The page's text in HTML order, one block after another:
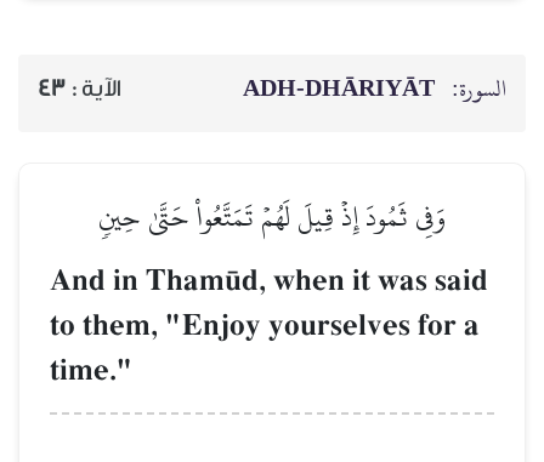
السورة: ADH-DHĀRIYĀT الآية : 43
وَفِي ثَمُودَ إِذۡ قِيلَ لَهُمۡ تَمَتَّعُواْ حَتَّىٰ حِينٖ
And in Tham´d, when it was said
to them, "Enjoy yourselves for a
time."